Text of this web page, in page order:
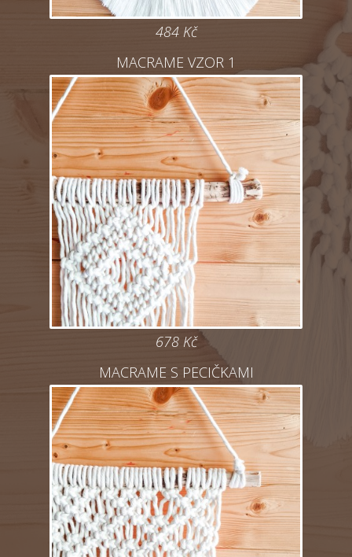
484Kč
MACRAME VZOR 1
678Kč
MACRAME S PECIČKAMI